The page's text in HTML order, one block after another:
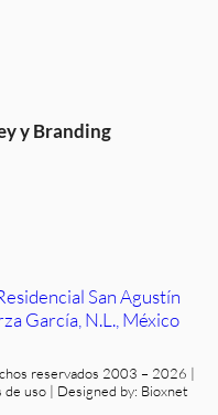
y Branding
San Agustín
García, N.L., México
reservados 2003 – 2026 |
de uso | Designed by: Bioxnet